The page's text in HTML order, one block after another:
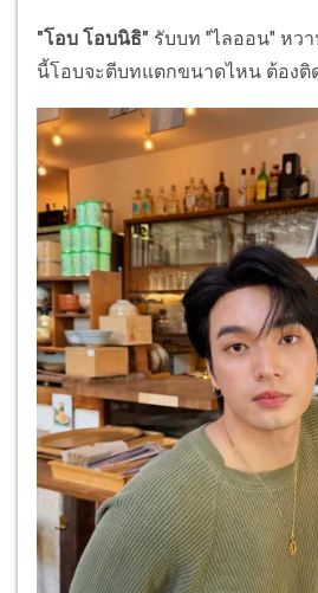
"โอบ โอบนิธิ" รับบท "ไลออน" หว
นี้โอบจะตีบทแตกขนาดไหน ต้องติ